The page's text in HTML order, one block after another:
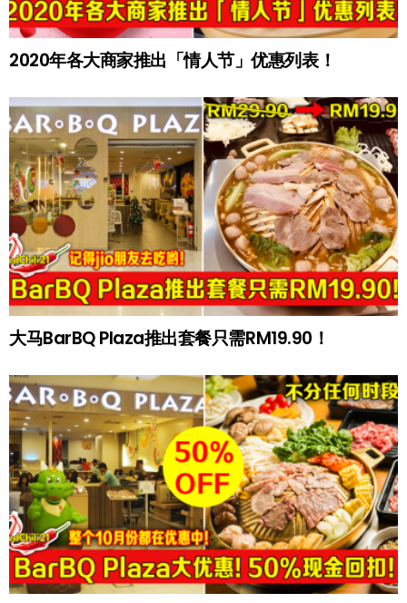
2020年各大商家推出「情人节」优惠列表！
大马BarBQ Plaza推出套餐只需RM19.90！